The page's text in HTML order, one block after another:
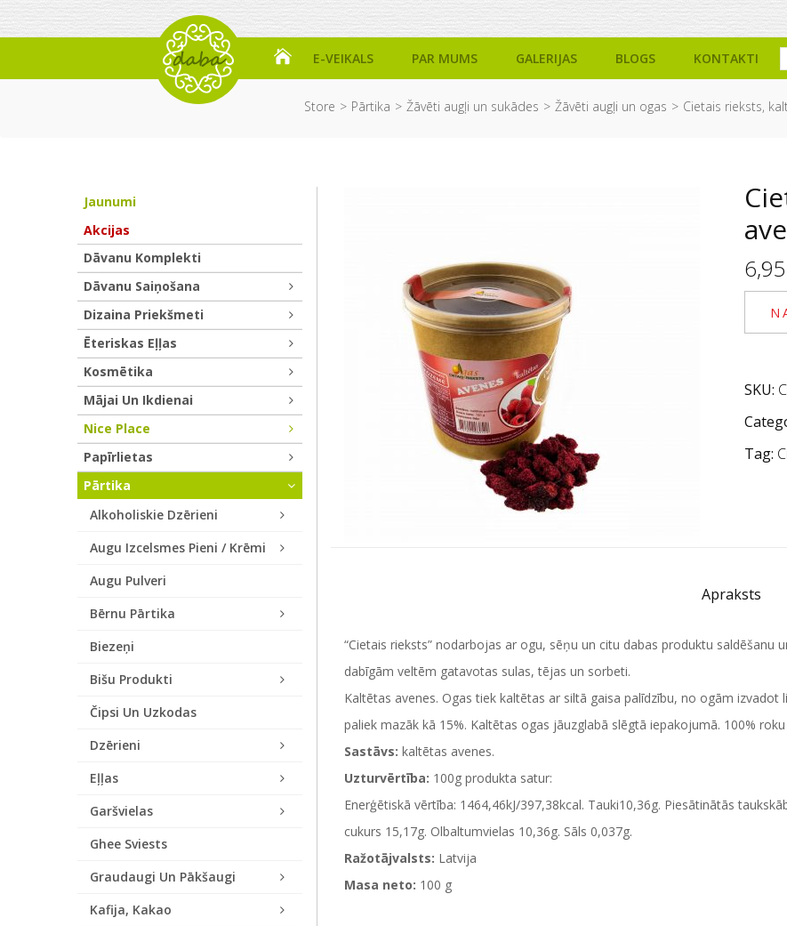
E-VEIKALS PAR MUMS GALERIJAS BLOGS KONTAKTI
Store Pārtika Žāvēti augļi un sukādes Žāvēti augļi un ogas Cietais rieksts,
6,95
SKU:
Tag:
Apraksts
“Cietais rieksts” nodarbojas ar ogu, sēņu un citu dabas produktu saldēšanu
dabīgām veltēm gatavotas sulas, tējas un sorbeti.
Kaltētas avenes. Ogas tiek kaltētas ar siltā gaisa palīdzību, no ogām
paliek mazāk kā 15%. Kaltētas ogas jāuzglabā slēgtā iepakojumā. 100% roku
Sastāvs: kaltētas avenes.
Uzturvērtība: 100g produkta satur:
Enerģētiskā vērtība: 1464,46kJ/397,38kcal. Tauki10,36g. Piesātinātās
cukurs 15,17g. Olbaltumvielas 10,36g. Sāls 0,037g.
Ražotājvalsts: Latvija
Masa neto: 100 g
Jaunumi
Akcijas
Dāvanu Komplekti
Dāvanu Saiņošana
Dizaina Priekšmeti
Ēteriskas Eļļas
Kosmētika
Mājai Un Ikdienai
Nice Place
Papīrlietas
Pārtika
Alkoholiskie Dzērieni
Augu Izcelsmes Pieni / Krēmi
Augu Pulveri
Bērnu Pārtika
Biezeņi
Bišu Produkti
Čipsi Un Uzkodas
Dzērieni
Eļļas
Garšvielas
Ghee Sviests
Graudaugi Un Pākšaugi
Kafija, Kakao